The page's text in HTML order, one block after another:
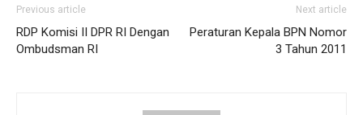
Previous article
RDP Komisi II DPR RI Dengan
Ombudsman RI
Next article
Peraturan Kepala BPN Nomor
3 Tahun 2011